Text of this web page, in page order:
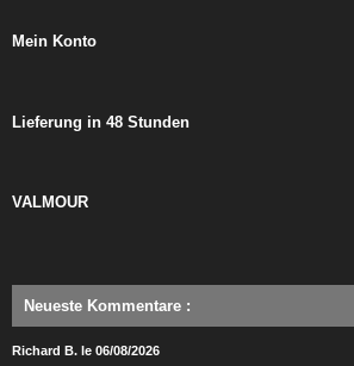
Mein Konto
Lieferung in 48 Stunden
VALMOUR
Neueste Kommentare :
Richard B. le 06/08/2026